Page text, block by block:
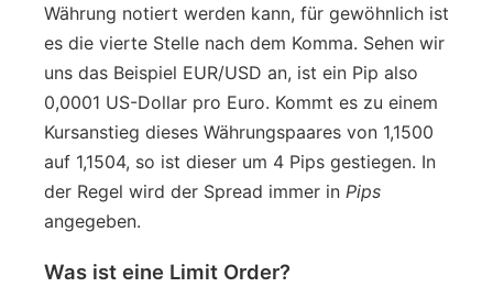
Währung notiert werden kann, für gewöhnlich ist
es die vierte Stelle nach dem Komma. Sehen wir
uns das Beispiel EUR/USD an, ist ein Pip also
0,0001 US-Dollar pro Euro. Kommt es zu einem
Kursanstieg dieses Währungspaares von 1,1500
auf 1,1504, so ist dieser um 4 Pips gestiegen. In
der Regel wird der Spread immer in Pips
angegeben.
Was ist eine Limit Order?